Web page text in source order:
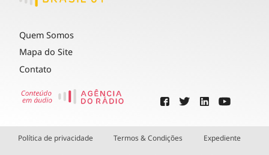
Quem Somos
Mapa do Site
Contato
Política de privacidade Termos & Condições Expediente